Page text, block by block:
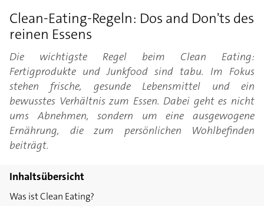
Clean-Eating-Regeln: Dos and Don'ts des
reinen Essens
Die wichtigste Regel beim Clean Eating:
Fertigprodukte und Junkfood sind tabu. Im Fokus
stehen frische, gesunde Lebensmittel und ein
bewusstes Verhältnis zum Essen. Dabei geht es nicht
ums Abnehmen, sondern um eine ausgewogene
Ernährung, die zum persönlichen Wohlbefinden
beiträgt.
Inhaltsübersicht
Was ist Clean Eating?